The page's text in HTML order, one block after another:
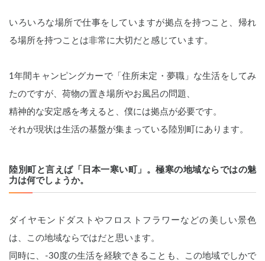
いろいろな場所で仕事をしていますが拠点を持つこと、帰れ
る場所を持つことは非常に大切だと感じています。
1年間キャンピングカーで「住所未定・夢職」な生活をしてみ
たのですが、荷物の置き場所やお風呂の問題、
精神的な安定感を考えると、僕には拠点が必要です。
それが現状は生活の基盤が集まっている陸別町にあります。
陸別町と言えば「日本一寒い町」。極寒の地域ならではの魅
力は何でしょうか。
ダイヤモンドダストやフロストフラワーなどの美しい景色
は、この地域ならではだと思います。
同時に、-30度の生活を経験できることも、この地域でしかで